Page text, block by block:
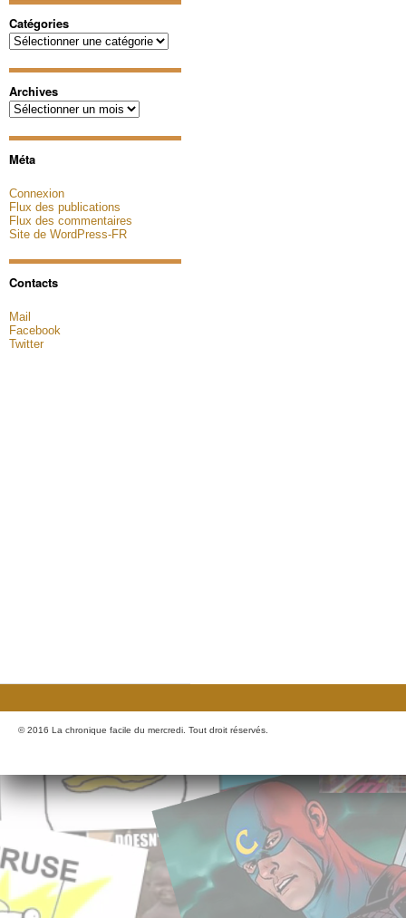
Catégories
Catégories
Archives
Archives
Méta
Connexion
Flux des publications
Flux des commentaires
Site de WordPress-FR
Contacts
Mail
Facebook
Twitter
© 2016 La chronique facile du mercredi. Tout droit réservés.